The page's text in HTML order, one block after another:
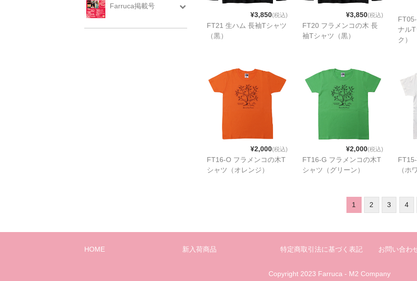
¥3,850(税込)
FT21 生ハム 長袖Tシャツ
（黒）
¥3,850(税込)
FT20 フラメンコの木 長
袖Tシャツ（黒）
ナル
ク）
¥2,000(税込)
FT16-O フラメンコの木T
シャツ（オレンジ）
¥2,000(税込)
FT16-G フラメンコの木T
シャツ（グリーン）
（ホ
1 2 3 4
Farruca掲載号
HOME 新入荷商品 特定商取引法に基づく表記 お問い合わ
Copyright 2023 Farruca - M2 Company